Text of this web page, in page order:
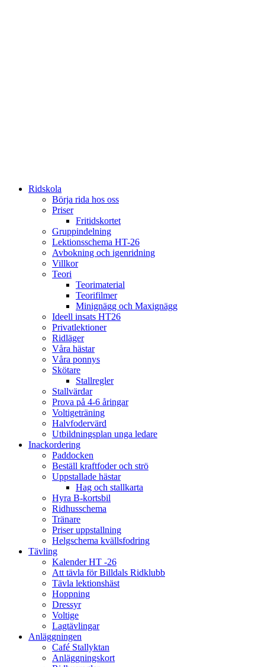
Ridskola
Börja rida hos oss
Priser
Fritidskortet
Gruppindelning
Lektionsschema HT-26
Avbokning och igenridning
Villkor
Teori
Teorimaterial
Teorifilmer
Minignägg och Maxignägg
Ideell insats HT26
Privatlektioner
Ridläger
Våra hästar
Våra ponnys
Skötare
Stallregler
Stallvärdar
Prova på 4-6 åringar
Voltigeträning
Halvfodervärd
Utbildningsplan unga ledare
Inackordering
Paddocken
Beställ kraftfoder och strö
Uppstallade hästar
Hag och stallkarta
Hyra B-kortsbil
Ridhusschema
Tränare
Priser uppstallning
Helgschema kvällsfodring
Tävling
Kalender HT -26
Att tävla för Billdals Ridklubb
Tävla lektionshäst
Hoppning
Dressyr
Voltige
Lagtävlingar
Anläggningen
Café Stallyktan
Anläggningskort